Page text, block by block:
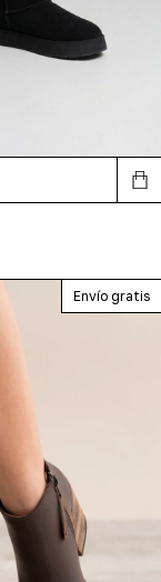
Envío gratis